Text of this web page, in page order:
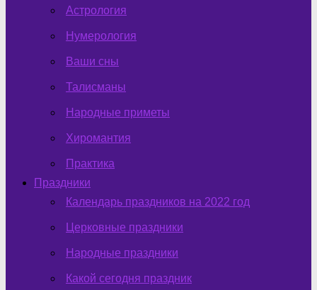
Астрология
Нумерология
Ваши сны
Талисманы
Народные приметы
Хиромантия
Практика
Праздники
Календарь праздников на 2022 год
Церковные праздники
Народные праздники
Какой сегодня праздник